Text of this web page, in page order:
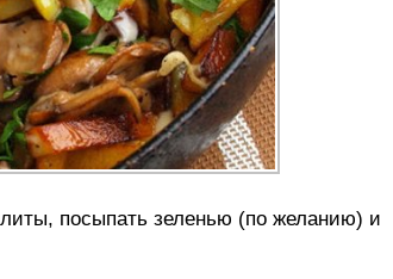
посыпать зеленью (по желанию) и